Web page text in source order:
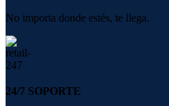
No importa donde estés, te llega.
24/7 SOPORTE